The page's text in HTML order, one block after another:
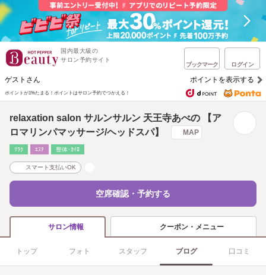
国内最大級の
サロン予約サイト
ブックマーク ログイン
ゲストさん ポイントを表示する
ポイントが1%たまる！ ポイントはサロン予約でつかえる！
relaxation salon サルンサルン 天王寺あべの 【ア
ロマリンパマッサージ/ヘッドスパ】
MAP
ﾘﾗｸ ｴｽﾃ 整体･ｶｲﾛ
スマート支払いOK
空席確認・予約する
サロン情報 クーポン・メニュー
トップ フォト スタッフ ブログ 口コミ